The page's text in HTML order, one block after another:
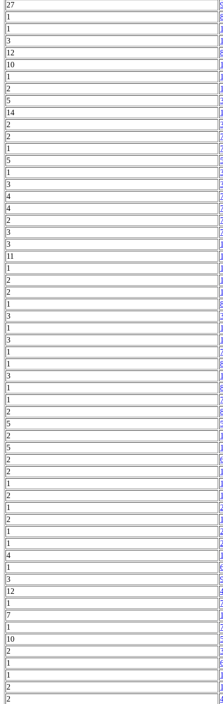
27
1
1
3
12
10
1
2
5
14
2
2
1
5
1
3
4
4
2
3
3
11
1
2
2
1
3
1
3
1
1
3
1
1
2
5
2
5
2
2
1
2
1
2
1
1
4
1
3
12
1
7
1
10
2
1
1
2
2